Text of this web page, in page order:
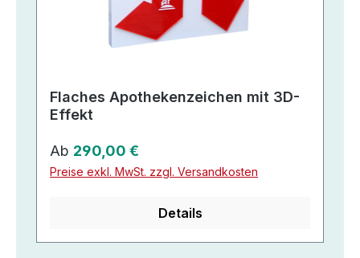
Flaches Apothekenzeichen mit 3D-
Effekt
Regulärer Preis:
Ab 290,00 €
Preise exkl. MwSt. zzgl. Versandkosten
Details